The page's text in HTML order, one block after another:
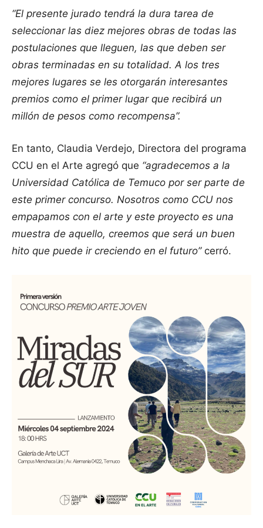
“El presente jurado tendrá la dura tarea de
seleccionar las diez mejores obras de todas las
postulaciones que lleguen, las que deben ser
obras terminadas en su totalidad. A los tres
mejores lugares se les otorgarán interesantes
premios como el primer lugar que recibirá un
millón de pesos como recompensa”.
En tanto, Claudia Verdejo, Directora del programa
CCU en el Arte agregó que “agradecemos a la
Universidad Católica de Temuco por ser parte de
este primer concurso. Nosotros como CCU nos
empapamos con el arte y este proyecto es una
muestra de aquello, creemos que será un buen
hito que puede ir creciendo en el futuro”cerró.